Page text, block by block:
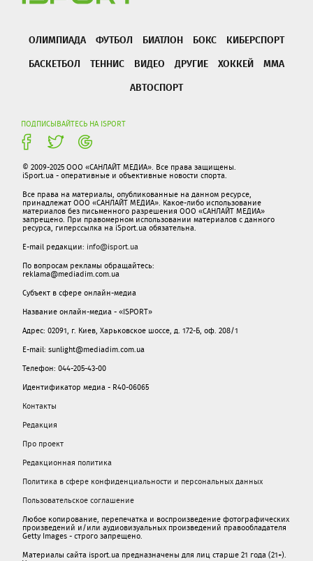
ОЛИМПИАДА ФУТБОЛ БИАТЛОН БОКС
КИБЕРСПОРТ
БАСКЕТБОЛ
ТЕННИС ВИДЕО ДРУГИЕ ХОККЕЙ
ММА
АВТОСПОРТ
ПОДПИСЫВАЙТЕСЬ НА ISPORT
© 2009-2025 ООО «САНЛАЙТ МЕДИА». Все права защищены.
iSport.ua - оперативные и объективные новости спорта.
Все права на материалы, опубликованные на данном ресурсе,
принадлежат ООО «САНЛАЙТ МЕДИА». Какое-либо использование
материалов без письменного разрешения ООО «САНЛАЙТ МЕДИА»
запрещено. При правомерном использовании материалов с данного
ресурса, гиперссылка на iSport.ua обязательна.
E-mail редакции: info@isport.ua
По вопросам рекламы обращайтесь:
reklama@mediadim.com.ua
Субъект в сфере онлайн-медиа
Название онлайн-медиа - «ISPORT»
Адрес: 02091, г. Киев, Харьковское шоссе, д. 172-Б, оф. 208/1
E-mail: sunlight@mediadim.com.ua
Телефон: 044-205-43-00
Идентификатор медиа - R40-06065
Контакты
Редакция
Про проект
Редакционная политика
Политика в сфере конфиденциальности и персональных данных
Пользовательское соглашение
Любое копирование, перепечатка и воспроизведение фотографических
произведений и/или аудиовизуальных произведений правообладателя
Getty Images - строго запрещено.
Материалы сайта isport.ua предназначены для лиц старше 21 года (21+).